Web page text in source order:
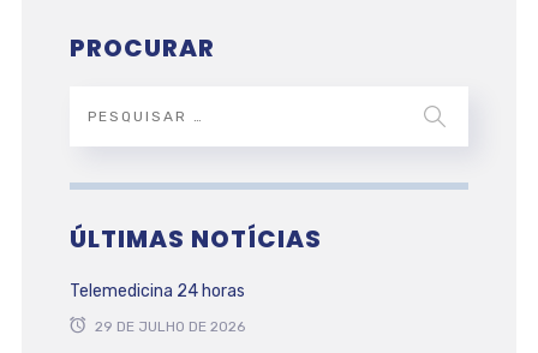
PROCURAR
ÚLTIMAS NOTÍCIAS
Telemedicina 24 horas
29 DE JULHO DE 2026